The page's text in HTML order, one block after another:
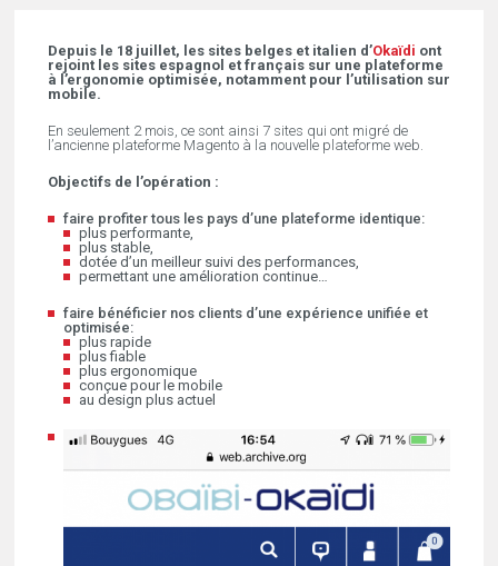
Depuis le 18 juillet, les sites belges et italien d’Okaïdi ont
rejoint les sites espagnol et français sur une plateforme
à l’ergonomie optimisée, notamment pour l’utilisation sur
mobile.
En seulement 2 mois, ce sont ainsi 7 sites qui ont migré de
l’ancienne plateforme Magento à la nouvelle plateforme web.
Objectifs de l’opération :
faire profiter tous les pays d’une plateforme identique:
plus performante,
plus stable,
dotée d’un meilleur suivi des performances,
permettant une amélioration continue…
faire bénéficier nos clients d’une expérience unifiée et
optimisée:
plus rapide
plus fiable
plus ergonomique
conçue pour le mobile
au design plus actuel